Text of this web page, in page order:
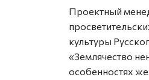
Проектный
культуры
«Землячество
особенностях